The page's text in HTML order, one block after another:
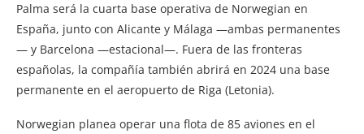
Palma será la cuarta base operativa de Norwegian en
España, junto con Alicante y Málaga —ambas permanentes
— y Barcelona —estacional—. Fuera de las fronteras
españolas, la compañía también abrirá en 2024 una base
permanente en el aeropuerto de Riga (Letonia).
Norwegian planea operar una flota de 85 aviones en el